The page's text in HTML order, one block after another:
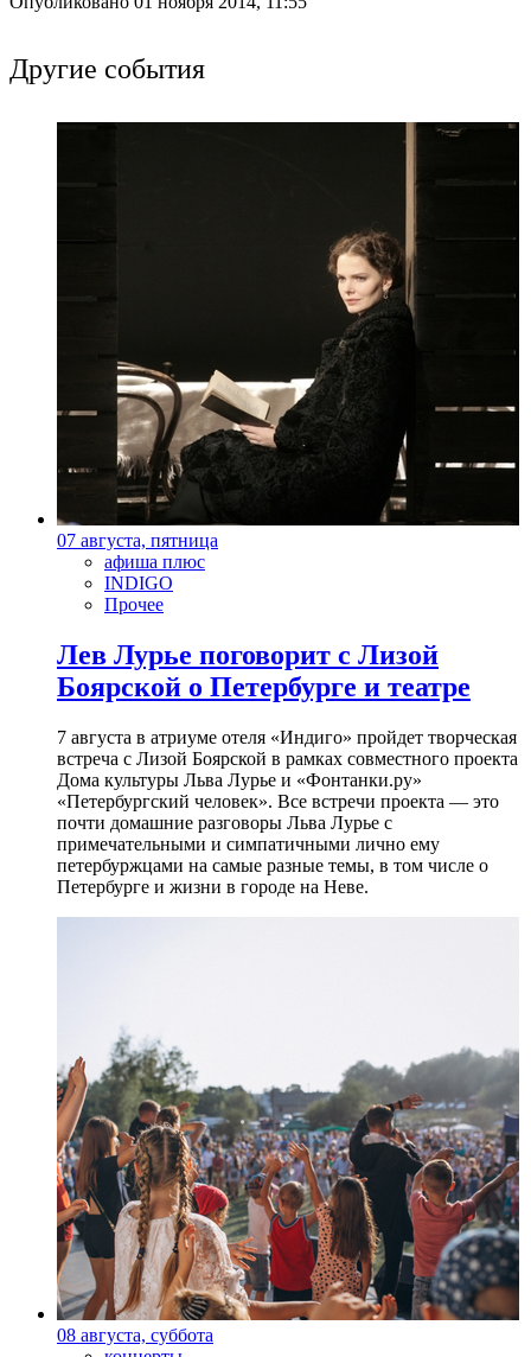
Другие события
07 августа, пятница
афиша плюс
INDIGO
Прочее
Лев Лурье поговорит с Лизой
Боярской о Петербурге и театре
7 августа в атриуме отеля «Индиго» пройдет творческая
встреча с Лизой Боярской в рамках совместного проекта
Дома культуры Льва Лурье и «Фонтанки.ру»
«Петербургский человек». Все встречи проекта — это
почти домашние разговоры Льва Лурье с
примечательными и симпатичными лично ему
петербуржцами на самые разные темы, в том числе о
Петербурге и жизни в городе на Неве.
08 августа, суббота